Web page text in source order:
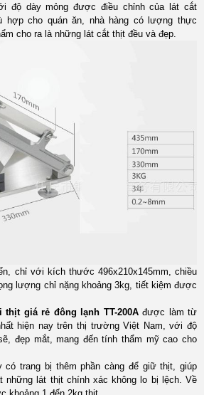
độ dày mỏng được điều chỉnh của lát cắt
hợp cho quán ăn, nhà hàng có lượng thực
cho ra là những lát cắt thịt đều và đẹp.
chỉ với kích thước 496x210x145mm, chiều
lượng chỉ nặng khoảng 3kg, tiết kiệm được
thịt giá rẻ đông lạnh TT-200Ađược làm từ
hiện nay trên thị trường Việt Nam, với độ
đẹp mắt, mang đến tính thẩm mỹ cao cho
có trang bị thêm phần càng để giữ thịt, giúp
những lát thịt chính xác không lo bị lệch. Về